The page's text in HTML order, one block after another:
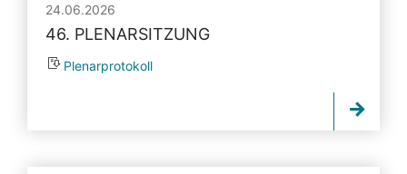
24.06.2026
46. PLENARSITZUNG
Plenarprotokoll